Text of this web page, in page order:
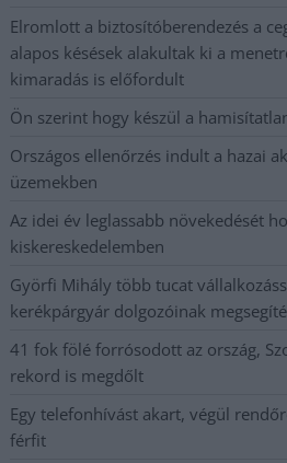
Elromlott a biztosítóberendezés a
alapos késések alakultak ki a
kimaradás is előfordult
Ön szerint hogy készül a
Országos ellenőrzés indult a hazai
üzemekben
Az idei év leglassabb növekedését
kiskereskedelemben
Györfi Mihály több tucat
kerékpárgyár dolgozóinak
41 fok fölé forrósodott az ország,
rekord is megdőlt
Egy telefonhívást akart, végül
férfit